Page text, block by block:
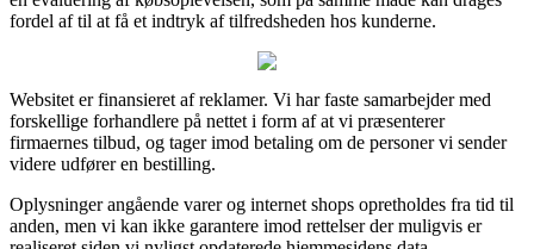
fordel af til at få et indtryk af tilfredsheden hos kunderne.
Websitet er finansieret af reklamer. Vi har faste samarbejder med
forskellige forhandlere på nettet i form af at vi præsenterer
firmaernes tilbud, og tager imod betaling om de personer vi sender
videre udfører en bestilling.
Oplysninger angående varer og internet shops opretholdes fra tid til
anden, men vi kan ikke garantere imod rettelser der muligvis er